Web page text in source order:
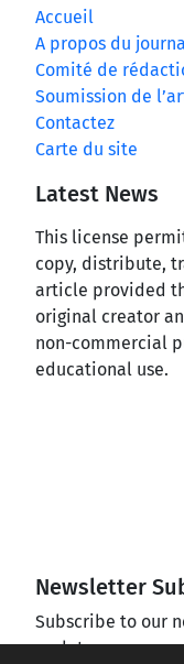
Accueil
A propos du
Comité de
Soumission de
Contactez
Carte du site
Latest News
This license
copy, distribute,
article provided
original creator
non-commercial
educational use.
Newsletter
Subscribe to our
updates